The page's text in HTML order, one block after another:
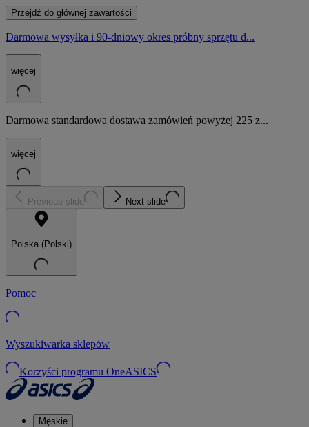
Przejdź do głównej zawartości
Darmowa wysyłka i 90-dniowy okres próbny sprzętu d...
więcej
Darmowa standardowa dostawa zamówień powyżej 225 z...
więcej
Previous slide Next slide
Polska (Polski)
Pomoc
Wyszukiwarka sklepów
Korzyści programu OneASICS
Męskie